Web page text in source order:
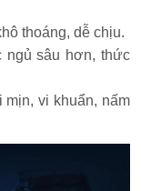
thoáng, dễ chịu.
ngủ sâu hơn, thức
vi khuẩn, nấm